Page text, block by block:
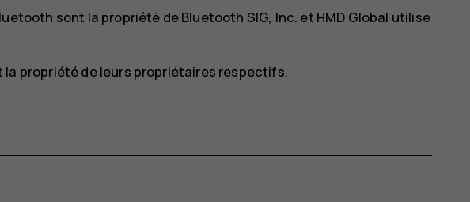
sont la propriété de Bluetooth SIG, Inc. et HMD Global utilise
propriété de leurs propriétaires respectifs.